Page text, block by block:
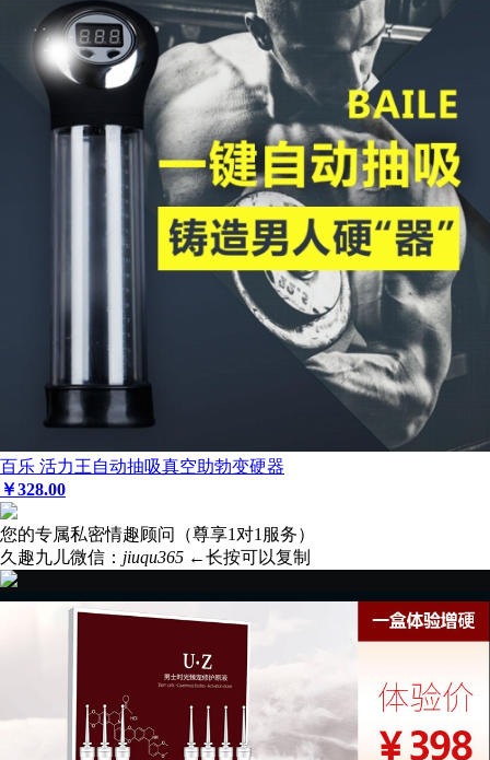
百乐 活力王自动抽吸真空助勃变硬器
￥328.00
您的专属私密情趣顾问（尊享1对1服务）
久趣九儿微信： jiuqu365 ←长按可以复制